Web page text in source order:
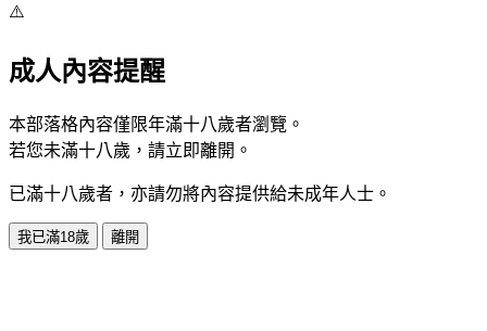
⚠️
成人內容提醒
本部落格內容僅限年滿十八歲者瀏覽。
若您未滿十八歲，請立即離開。
已滿十八歲者，亦請勿將內容提供給未成年人士。
我已滿18歲 離開